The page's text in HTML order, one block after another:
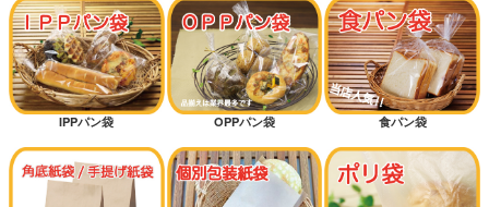
IPPパン袋 OPPパン袋 食パン袋